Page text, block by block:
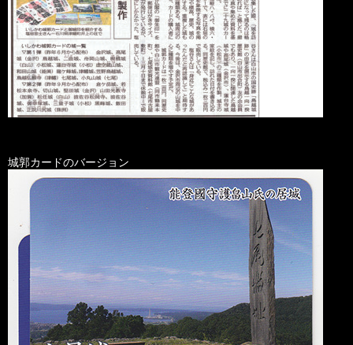
城郭カードのバージョン